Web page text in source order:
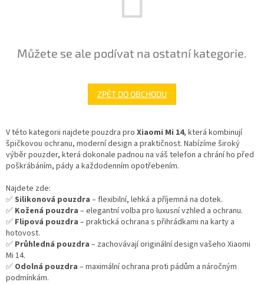
Můžete se ale podívat na ostatní kategorie.
ZPĚT DO OBCHODU
V této kategorii najdete pouzdra pro Xiaomi Mi 14, která kombinují
špičkovou ochranu, moderní design a praktičnost. Nabízíme široký
výběr pouzder, která dokonale padnou na váš telefon a chrání ho před
poškrábáním, pády a každodenním opotřebením.
Najdete zde:
✅Silikonová pouzdra – flexibilní, lehká a příjemná na dotek.
✅ Kožená pouzdra – elegantní volba pro luxusní vzhled a ochranu.
✅ Flipová pouzdra – praktická ochrana s přihrádkami na karty a
hotovost.
✅ Průhledná pouzdra – zachovávají originální design vašeho Xiaomi
Mi 14.
✅ Odolná pouzdra – maximální ochrana proti pádům a náročným
podmínkám.